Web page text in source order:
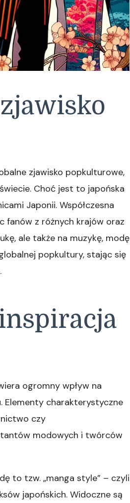
zjawisko popkulturowe,
Choć jest to japońska
Japonii. Współczesna
fanów z różnych krajów oraz
ale także na muzykę, modę
popkultury, stając się
ogromny wpływ na
Elementy charakterystyczne
czy
modowych i twórców
to tzw. „manga style” – czyli
japońskich. Widoczne są